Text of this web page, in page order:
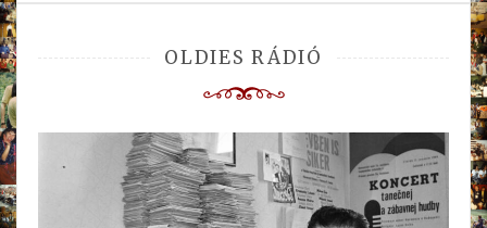
OLDIES RÁDIÓ